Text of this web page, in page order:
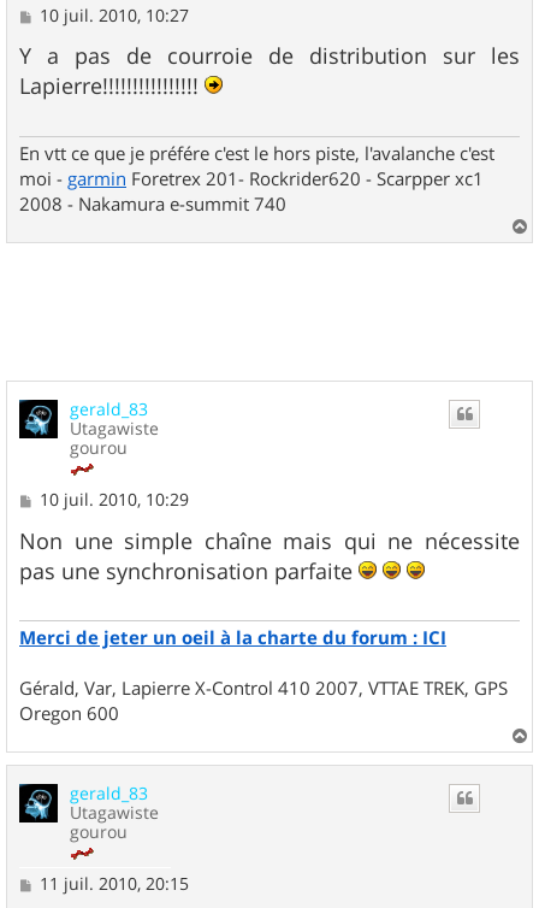
M
a
10 juil. 2010, 10:27
Y a pas de courroie de distribution sur les
Lapierre!!!!!!!!!!!!!!!!
En vtt ce que je préfére c'est le hors piste, l'avalanche c'est
moi - garmin Foretrex 201- Rockrider620 - Scarpper xc1
2008 - Nakamura e-summit 740
a
gerald_83
Utagawiste
gourou
M
s
s
a
10 juil. 2010, 10:29
Non une simple chaîne mais qui ne nécessite
pas une synchronisation parfaite
Merci de jeter un oeil à la charte du forum : ICI
Gérald, Var, Lapierre X-Control 410 2007, VTTAE TREK, GPS
Oregon 600
a
gerald_83
Utagawiste
gourou
M11 juil. 2010, 20:15